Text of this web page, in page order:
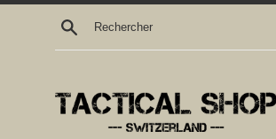
Passer
Recherche